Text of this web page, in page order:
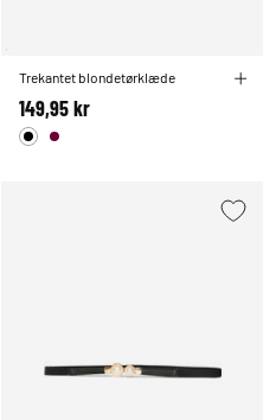
Trekantet blondetørklæde
149,95 kr